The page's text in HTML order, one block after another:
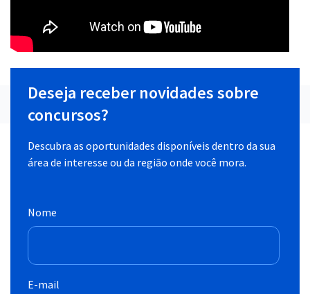
Deseja receber novidades sobre
concursos?
Descubra as oportunidades disponíveis dentro da sua
área de interesse ou da região onde você mora.
Nome
E-mail